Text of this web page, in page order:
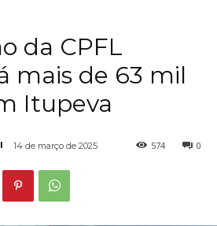
da CPFL
mais de 63 mil
Itupeva
14 de março de 2025 0
574